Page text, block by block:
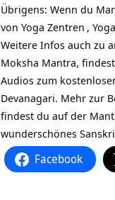
Übrigens: Wenn du
von Yoga Zentren ,
Weitere Infos auch zu
Moksha Mantra,
Audios zum
Devanagari. Mehr zur
findest du aufder
wunderschönes
Facebook